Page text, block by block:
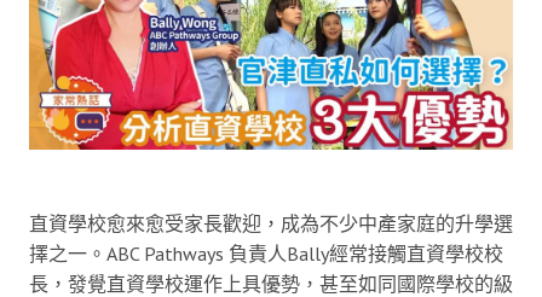
直資學校愈來愈受家長歡迎，成為不少中產家庭的升學選
擇之一。ABC Pathways 負責人Bally經常接觸直資學校校
長，發覺直資學校運作上具優勢，甚至如同國際學校的級